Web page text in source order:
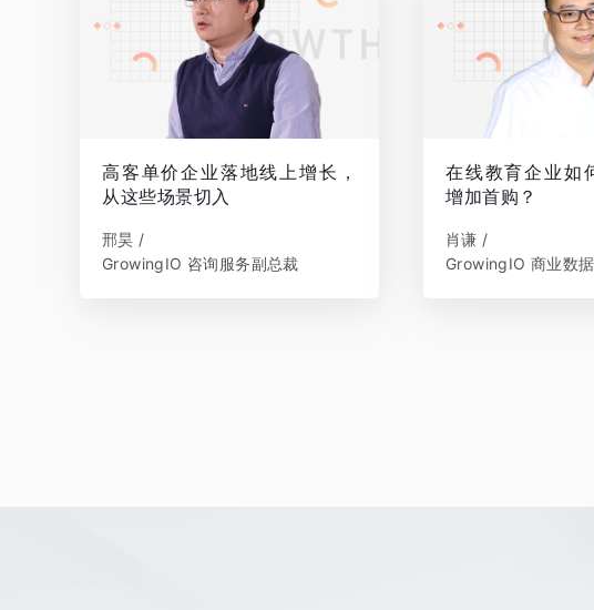
高客单价企业落地线上增长，
从这些场景切入
邢昊 /
GrowingIO 咨询服务副总裁
在线教育企业如
增加首购？
肖谦 /
GrowingIO 商业数